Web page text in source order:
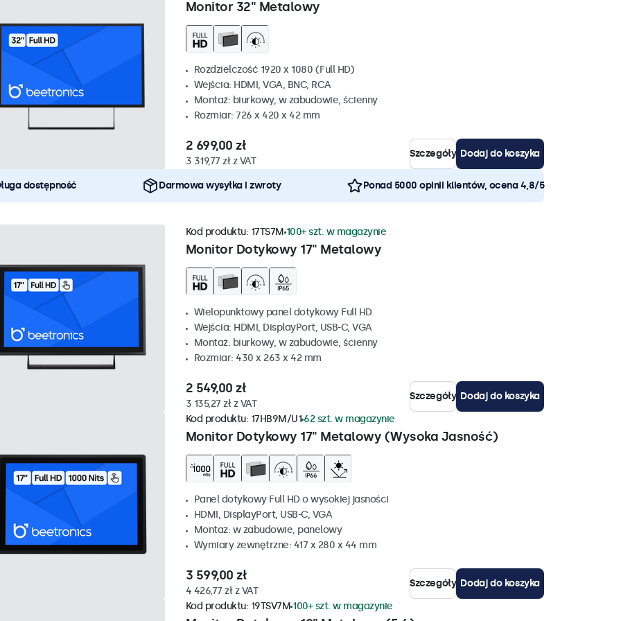
Monitor 32" Metalowy
Rozdzielczość 1920 x 1080 (Full HD)
Wejścia: HDMI, VGA, BNC, RCA
Montaż: biurkowy, w zabudowie, ścienny
Rozmiar: 726 x 420 x 42 mm
2 699,00 zł
3 319,77 zł z VAT
Szczegóły Dodaj do koszyka
dostępność Darmowa wysyłka i zwroty Ponad 5000 opinii klientów, ocena 4,8/5
Monitor Dotykowy 17" Metalowy
Kod produktu: 17TS7M 100+ szt. w magazynie
Wielopunktowy panel dotykowy Full HD
Wejścia: HDMI, DisplayPort, USB-C, VGA
Montaż: biurkowy, w zabudowie, ścienny
Rozmiar: 430 x 263 x 42 mm
2 549,00 zł
3 135,27 zł z VAT
Szczegóły Dodaj do koszyka
Monitor Dotykowy 17" Metalowy (Wysoka Jasność)
Kod produktu: 17HB9M/U1 62 szt. w magazynie
Panel dotykowy Full HD o wysokiej jasności
HDMI, DisplayPort, USB-C, VGA
Montaz: w zabudowie, panelowy
Wymiary zewnętrzne: 417 x 280 x 44 mm
3 599,00 zł
4 426,77 zł z VAT
Szczegóły Dodaj do koszyka
Kod produktu: 19TSV7M 100+ szt. w magazynie